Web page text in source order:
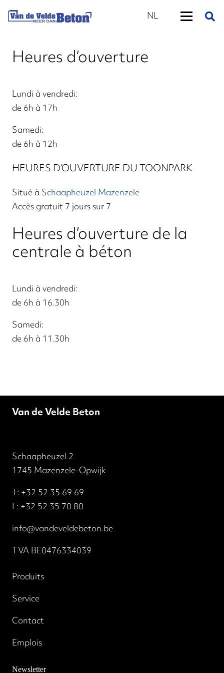
NL
Heures d’ouverture
Lundi à vendredi:
de 6h à 17h
Samedi:
de 6h à 12h
HEURES D’OUVERTURE DU TOONPARK
Situé àSchaapheuzel Mazenzele
Accès gratuit 7 jours sur 7
Heures d’ouverture de la
centrale à béton
Lundi à vendredi:
de 6h à 16.30h
Samedi:
de 6h à 11.30h
Van de Velde Beton
Schaapheuzel 2
1745 Mazenzele-Opwijk
T:+32 52 35 69 69
F: +32 52 35 70 80
info@vandeveldebeton.be
TVA BE0476334039
Produits
Service
Contact
Emplois
Newsletter